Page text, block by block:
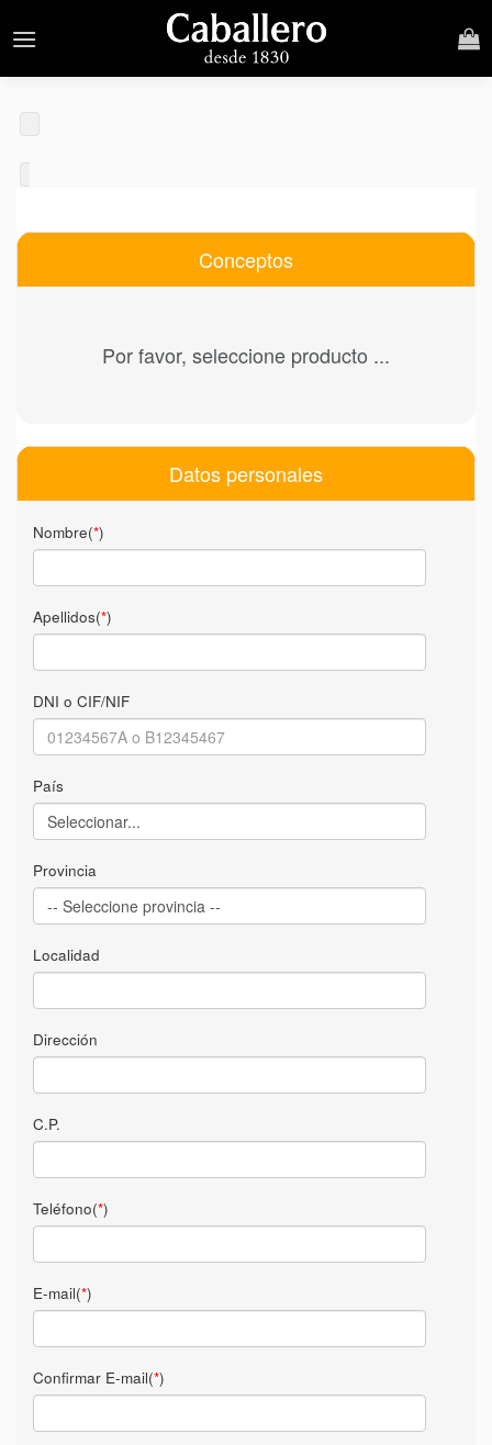
to
Conceptos
Por favor, seleccione producto ...
Datos personales
Nombre(*)
Apellidos(*)
DNI o CIF/NIF
País
Provincia
Localidad
Dirección
C.P.
Teléfono(*)
E-mail(*)
Confirmar E-mail(*)